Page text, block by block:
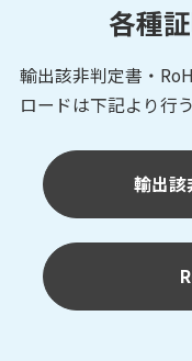
各種
輸出該非判定書・
ロードは下記より行
輸出該